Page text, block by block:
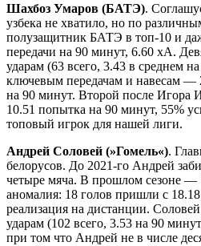
Шахбоз Умаров (БАТЭ).
узбека не хватило, но по
полузащитник БАТЭ в топ-10 и
передачи на 90 минут, 6.60 xA.
ударам (63 всего, 3.43 в среднем
ключевым передачам и навесам —
на 90 минут. Второй после Игора
10.51 попытка на 90 минут, 55%
топовый игрок для нашей лиги.
Андрей Соловей (»Гомель«).
белорусов. До 2021-го Андрей
четыре мяча. В прошлом сезоне —
аномалия: 18 голов пришли с
реализация на дистанции.
ударам (102 всего, 3.53 на 90
при том что Андрей не в числе